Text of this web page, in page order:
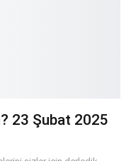
23 Şubat 2025